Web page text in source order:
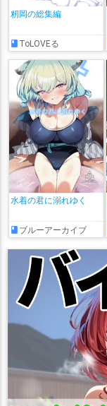
籾岡の総集編
ToLOVEる
水着の君に溺れゆく
ブルーアーカイブ